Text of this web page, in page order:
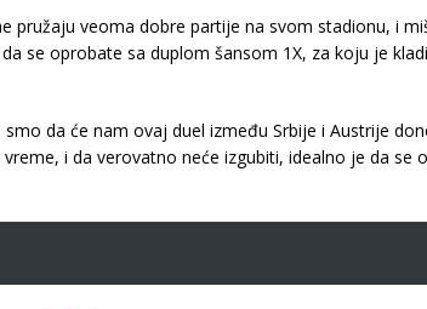
pružaju veoma dobre partije na svom stadionu, i
se oprobate sa duplom šansom 1X, za koju je
da će nam ovaj duel između Srbije i Austrije
i da verovatno neće izgubiti, idealno je da se